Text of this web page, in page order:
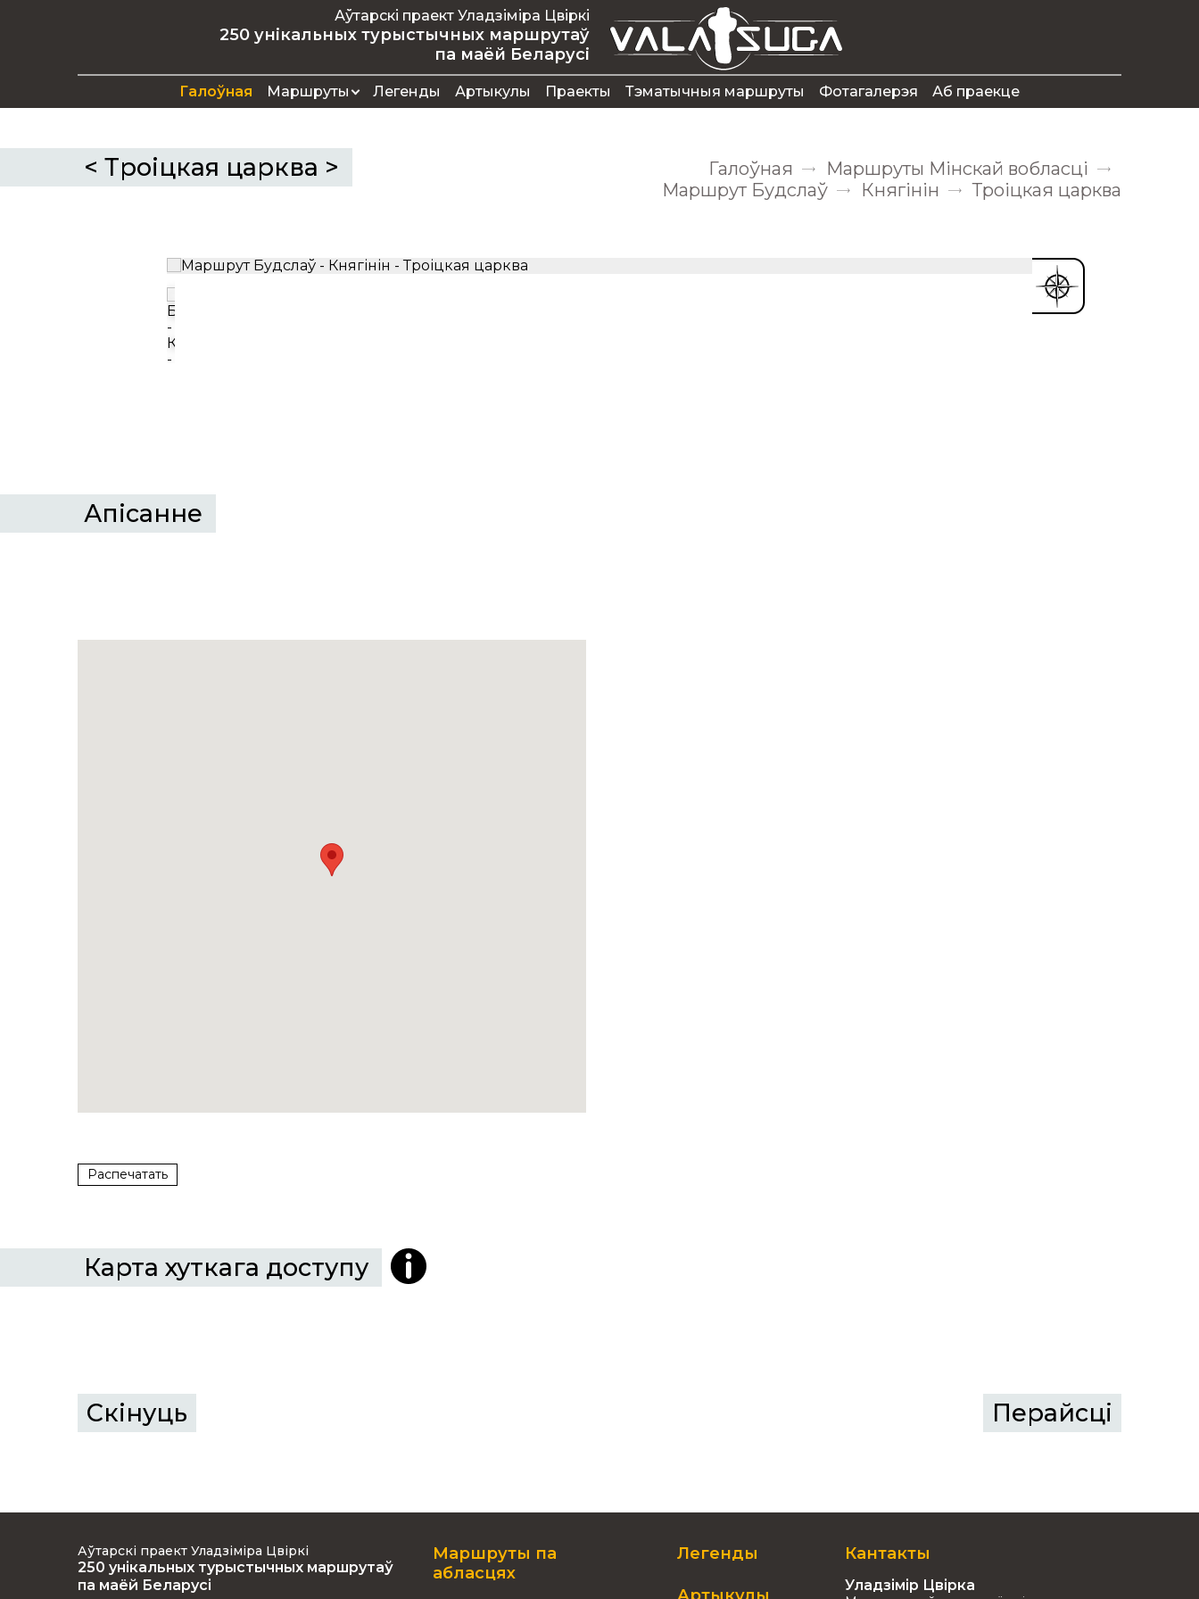
Аўтарскі праект Уладзіміра Цвіркі
250 унікальных турыстычных маршрутаў
па маёй Беларусі
Галоўная Маршруты Легенды Артыкулы Праекты Тэматычныя маршруты Фотагалерэя Аб праекце
Галоўная
Маршруты Мінскай вобласці
Маршрут Будслаў
Княгінін Троіцкая царква
< Троіцкая царква >
Апісанне
Распечатать
Карта хуткага доступу
Скінуць Перайсцi
Аўтарскі праект Уладзіміра Цвіркі
250 унікальных турыстычных маршрутаў
па маёй Беларусі
Маршруты па
абласцях
Легенды Кантакты
Уладзімір Цвірка